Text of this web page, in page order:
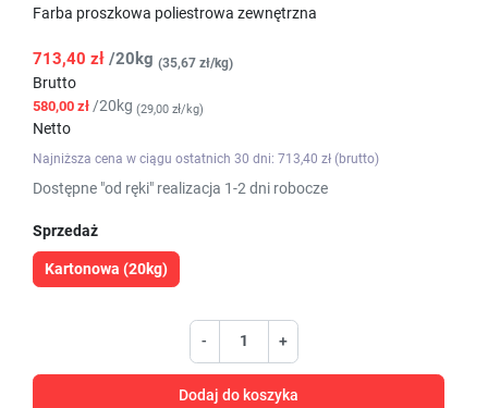
Farba proszkowa poliestrowa zewnętrzna
713,40 zł /20kg (35,67 zł/kg)
Brutto
580,00 zł /20kg (29,00 zł/kg)
Netto
Najniższa cena w ciągu ostatnich 30 dni: 713,40 zł (brutto)
Dostępne "od ręki" realizacja 1-2 dni robocze
Sprzedaż
Kartonowa (20kg)
- +
Dodaj do koszyka